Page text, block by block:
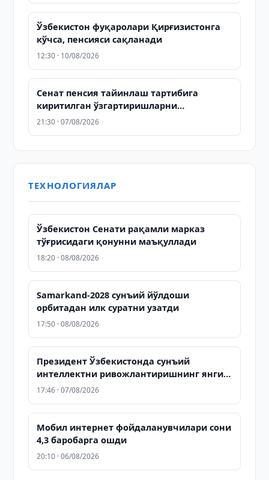
Ўзбекистон фуқаролари Қирғизистонга
кўчса, пенсияси сақланади
12:30 · 10/08/2026
Сенат пенсия тайинлаш тартибига
киритилган ўзгартиришларни
маъқуллади
21:30 · 07/08/2026
ТЕХНОЛОГИЯЛАР
Ўзбекистон Сенати рақамли марказ
тўғрисидаги қонунни маъқуллади
18:20 · 08/08/2026
Samarkand-2028 сунъий йўлдоши
орбитадан илк суратни узатди
17:50 · 08/08/2026
Президент Ўзбекистонда сунъий
интеллектни ривожлантиришнинг янги
устувор йўналишларини белгилаб берди
17:46 · 07/08/2026
Мобил интернет фойдаланувчилари сони
4,3 баробарга ошди
20:10 · 06/08/2026